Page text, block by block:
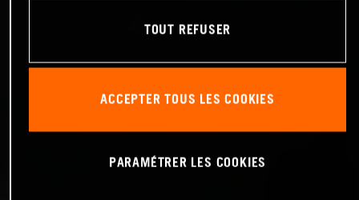
TOUT REFUSER
ACCEPTER TOUS LES COOKIES
PARAMÉTRER LES COOKIES